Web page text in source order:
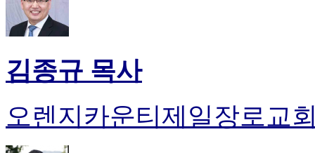
김종규 목사
오렌지카운티제일장로교